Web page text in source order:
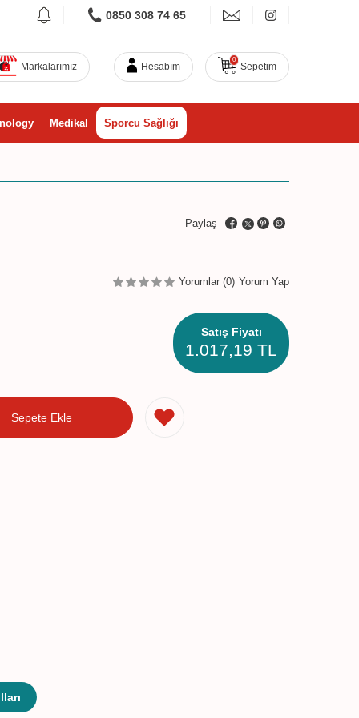
0850 308 74 65
Markalarımız Hesabım
0
Sepetim
Medikal Sporcu Sağlığı
Paylaş
Yorumlar (0) Yorum Yap
Satış Fiyatı
1.017,19 TL
Sepete Ekle